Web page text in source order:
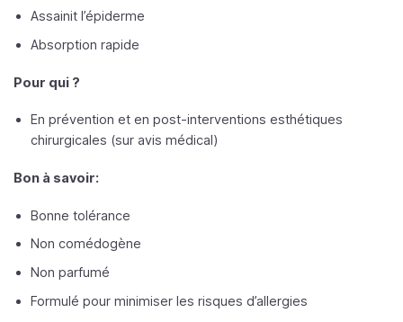
Assainit l’épiderme
Absorption rapide
Pour qui ?
En prévention et en post-interventions esthétiques
chirurgicales (sur avis médical)
Bon à savoir:
Bonne tolérance
Non comédogène
Non parfumé
Formulé pour minimiser les risques d’allergies